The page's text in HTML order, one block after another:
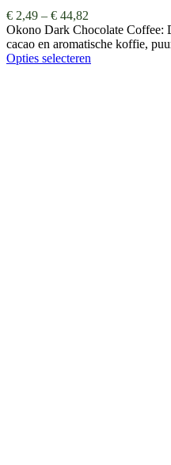
€ 2,49 – € 44,82
Okono Dark Chocolate Coffee:
cacao en aromatische koffie,
Opties selecteren